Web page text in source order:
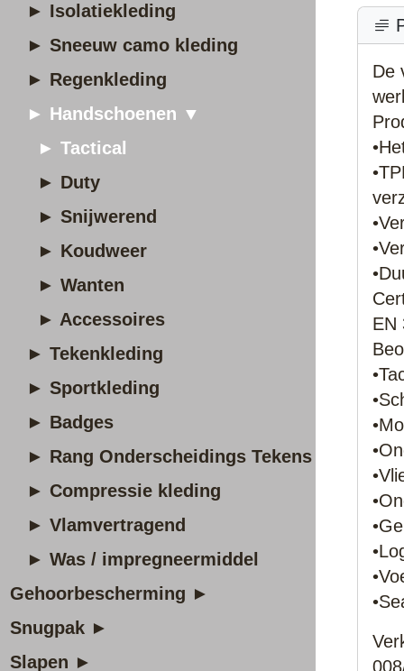
► Isolatiekleding
► Sneeuw camo kleding
► Regenkleding
► Handschoenen ▼
► Tactical
► Duty
► Snijwerend
► Koudweer
► Wanten
► Accessoires
► Tekenkleding
► Sportkleding
► Badges
► Rang Onderscheidings Tekens
► Compressie kleding
► Vlamvertragend
► Was / impregneermiddel
Gehoorbescherming ►
Snugpak ►
Slapen ►
De
EN